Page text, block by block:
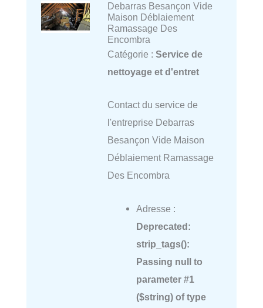
Debarras Besançon Vide
Maison Déblaiement
Ramassage Des
Encombra
Catégorie : Service de
nettoyage et d'entret
Contact du service de
l'entreprise Debarras
Besançon Vide Maison
Déblaiement Ramassage
Des Encombra
Adresse :
Deprecated:
strip_tags():
Passing null to
parameter #1
($string) of type